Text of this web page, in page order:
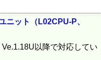
ニット（L02CPU-P、
以降で対応してい